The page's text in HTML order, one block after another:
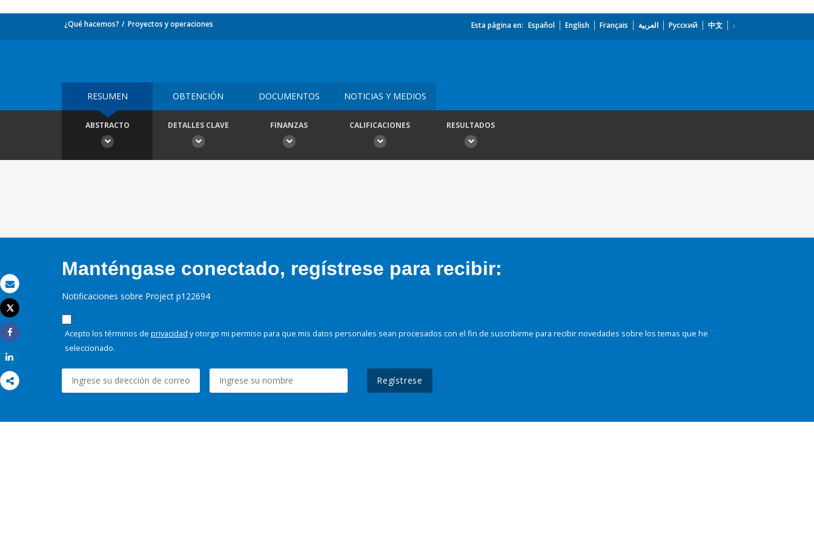
Correo electrónico
Imprimir
Tweet
Share
¿Qué hacemos? Proyectos y operaciones Esta página en: Español English Français العربية Русский 中文
RESUMEN OBTENCIÓN DOCUMENTOS NOTICIAS Y MEDIOS
ABSTRACTO DETALLES CLAVE FINANZAS CALIFICACIONES RESULTADOS
Manténgase conectado, regístrese para recibir:
Notificaciones sobre Project p122694
Acepto los términos de privacidad y otorgo mi permiso para que mis datos personales sean procesados con el fin de suscribirme para recibir novedades sobre los temas que he
seleccionado.
Regístrese